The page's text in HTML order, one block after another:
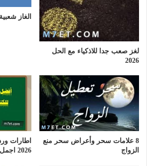
لغز صعب جدا للاذكياء مع الحل
2026
الغاز شعبية
8 علامات سحر وأعراض سحر منع
الزواج
اطارات
2026 اجمل اطارات…